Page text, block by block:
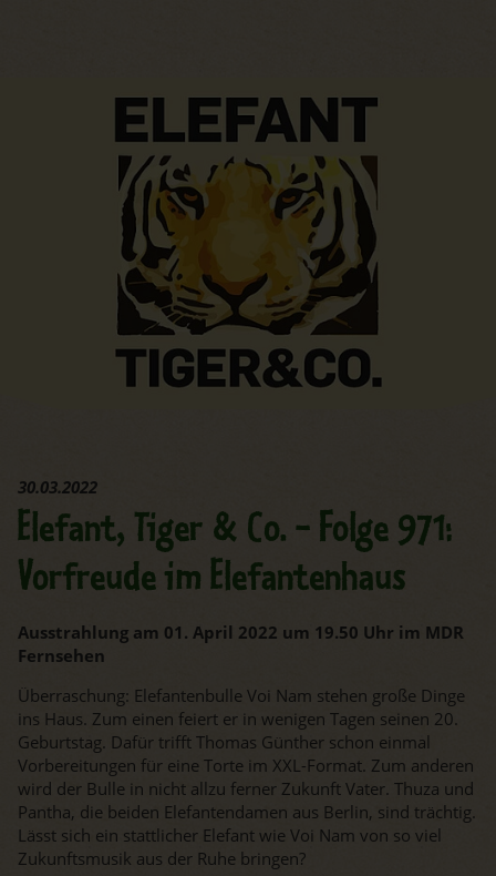
30.03.2022
Elefant, Tiger & Co. - Folge 971:
Vorfreude im Elefantenhaus
Ausstrahlung am 01. April 2022 um 19.50 Uhr im MDR
Fernsehen
Überraschung: Elefantenbulle Voi Nam stehen große Dinge
ins Haus. Zum einen feiert er in wenigen Tagen seinen 20.
Geburtstag. Dafür trifft Thomas Günther schon einmal
Vorbereitungen für eine Torte im XXL-Format. Zum anderen
wird der Bulle in nicht allzu ferner Zukunft Vater. Thuza und
Pantha, die beiden Elefantendamen aus Berlin, sind trächtig.
Lässt sich ein stattlicher Elefant wie Voi Nam von so viel
Zukunftsmusik aus der Ruhe bringen?